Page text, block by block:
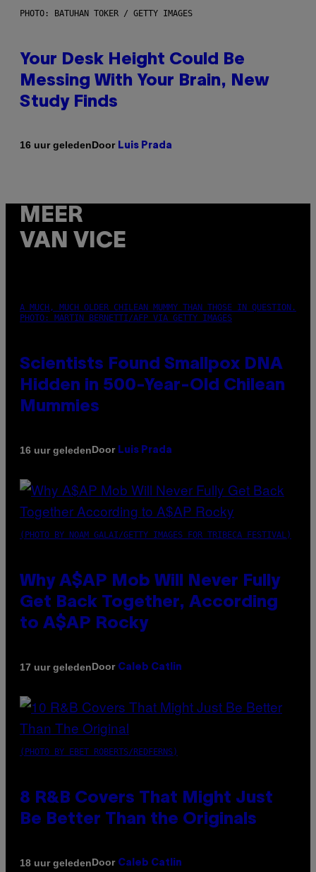
PHOTO: BATUHAN TOKER / GETTY IMAGES
Your Desk Height Could Be
Messing With Your Brain, New
Study Finds
16 uur geledenDoor Luis Prada
MEER
VAN VICE
A MUCH, MUCH OLDER CHILEAN MUMMY THAN THOSE IN QUESTION.
PHOTO: MARTIN BERNETTI/AFP VIA GETTY IMAGES
Scientists Found Smallpox DNA
Hidden in 500-Year-Old Chilean
Mummies
16 uur geledenDoor Luis Prada
(PHOTO BY NOAM GALAI/GETTY IMAGES FOR TRIBECA FESTIVAL)
Why A$AP Mob Will Never Fully
Get Back Together, According
to A$AP Rocky
17 uur geledenDoor Caleb Catlin
(PHOTO BY EBET ROBERTS/REDFERNS)
8 R&B Covers That Might Just
Be Better Than the Originals
18 uur geledenDoor Caleb Catlin